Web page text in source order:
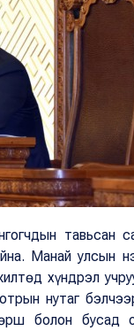
тавьсан
Манай улсын
хүндрэл
нутаг
болон бусад